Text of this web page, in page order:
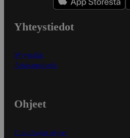
Yhteystiedot
Myymälät
Asiakaspalvelu
Ohjeet
Ensitilaajan ohjeet